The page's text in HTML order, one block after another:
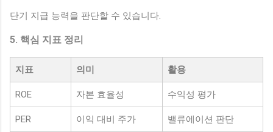
단기 지급 능력을 판단할 수 있습니다.
5. 핵심 지표 정리
지표 의미 활용
ROE 자본 효율성 수익성 평가
PER 이익 대비 주가 밸류에이션 판단